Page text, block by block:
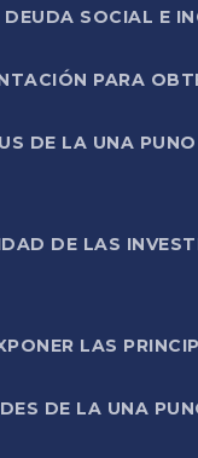
SOCIAL E
PARA
DE LA UNA
DE LAS
LAS
DE LA UNA